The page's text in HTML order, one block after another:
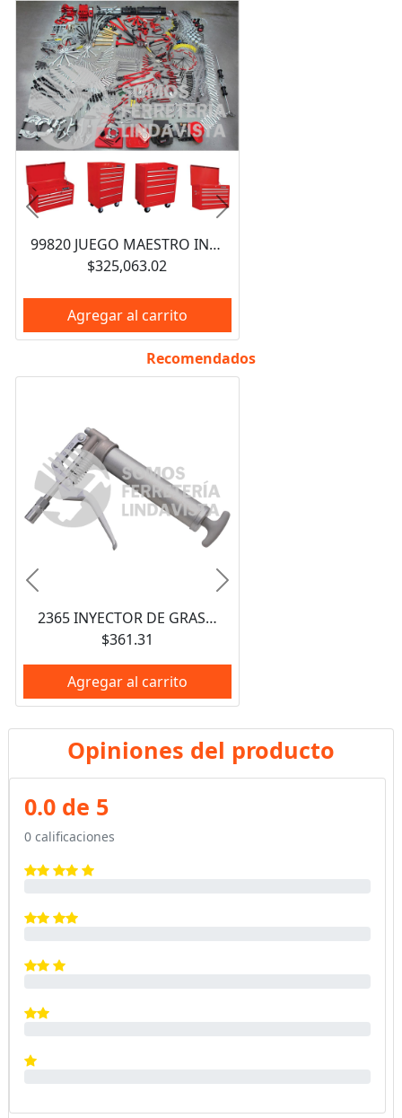
99820 JUEGO MAESTRO INDUSTRIAL COMBINADO 940 PIEZAS, CON GABINETES EX27M5, EX27M6, EX27S6 URREA
$325,063.02
Agregar al carrito
Anterior Siguiente
Recomendados
2365 INYECTOR DE GRASA A UNA MANO DE 85 G URREA
$361.31
Agregar al carrito
Anterior Siguiente
Opiniones del producto
0.0 de 5
0 calificaciones